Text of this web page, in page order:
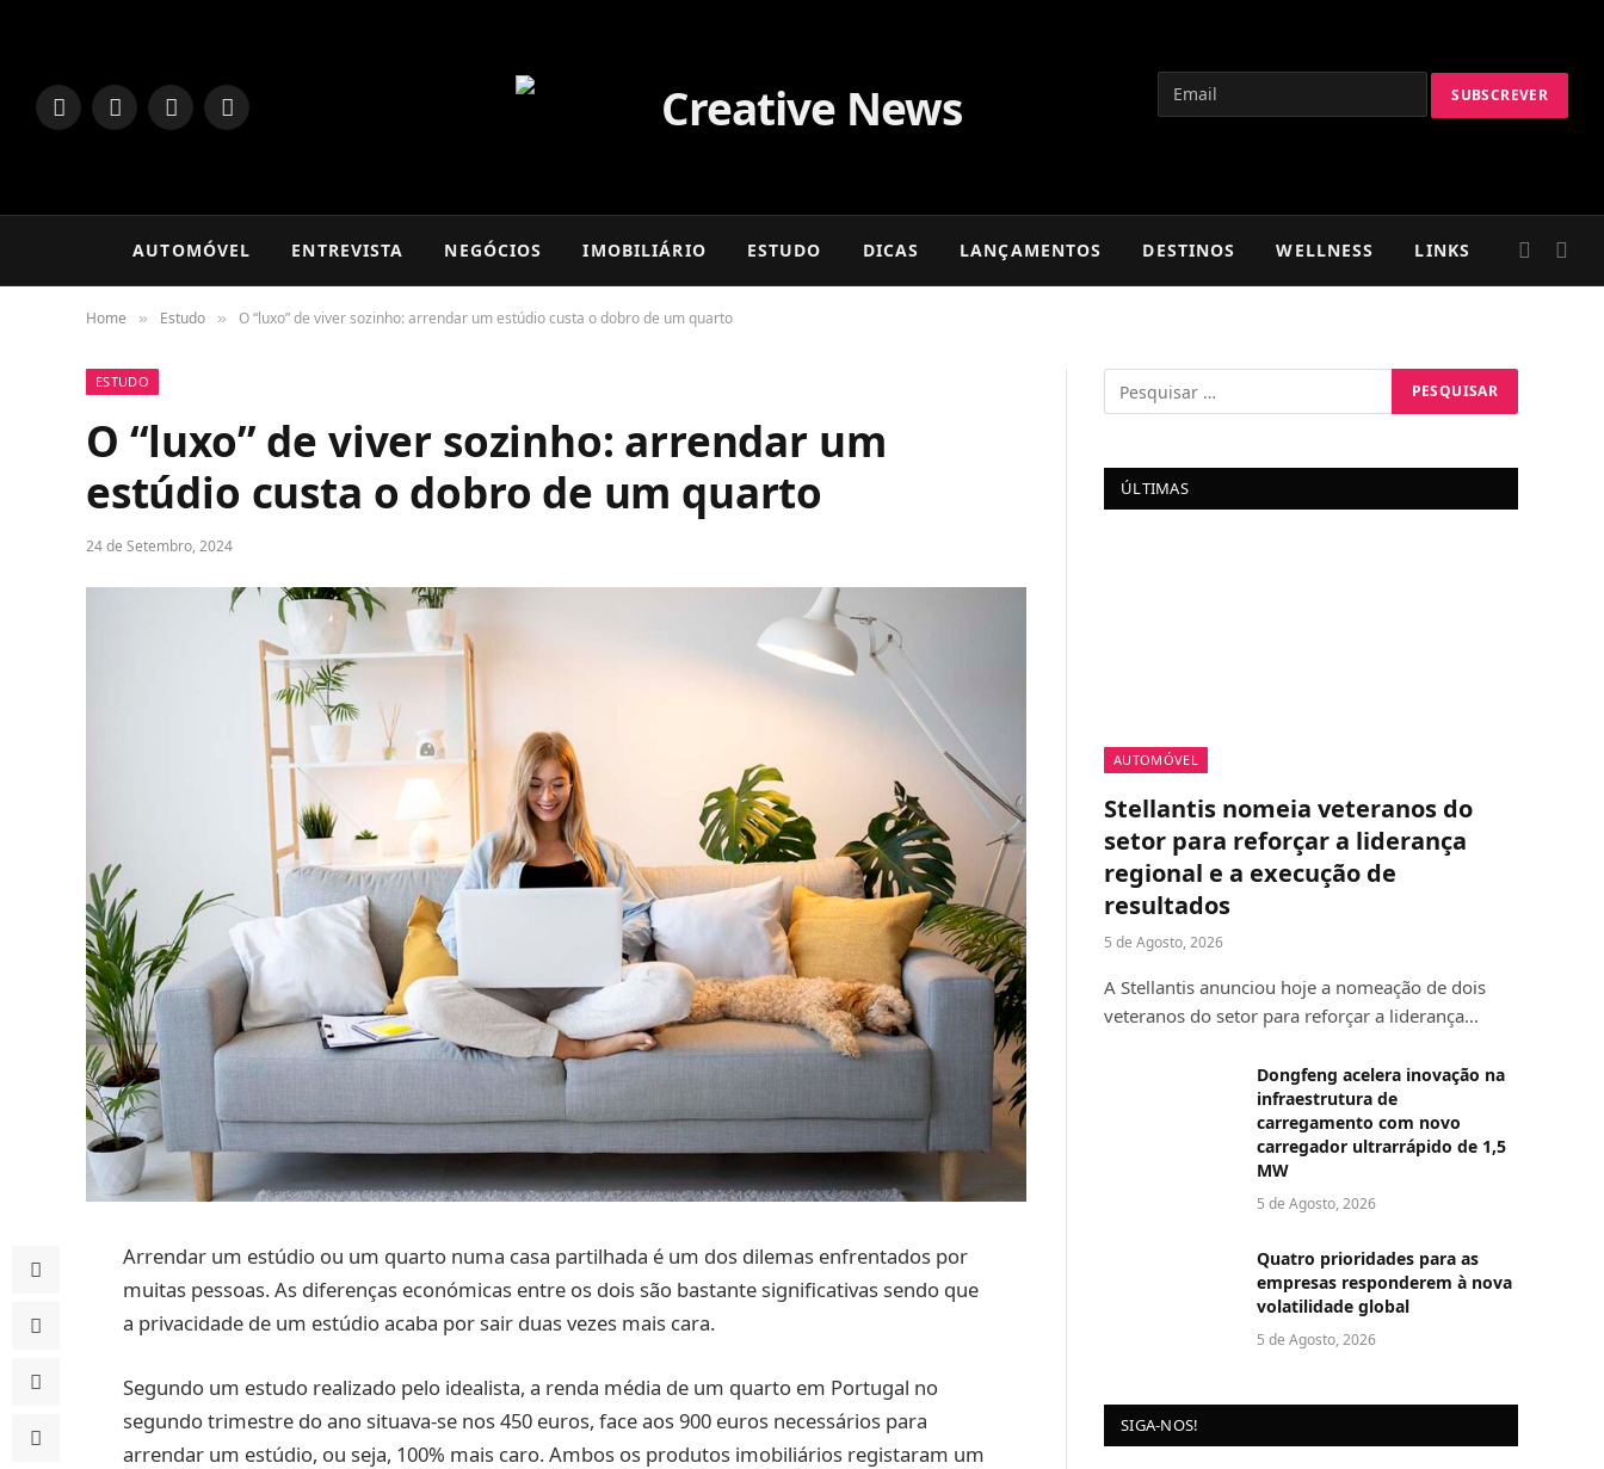
LinkedInFacebookInstagram
TikTok
AUTOMÓVEL ENTREVISTA NEGÓCIOS IMOBILIÁRIO ESTUDO DICAS LANÇAMENTOS DESTINOS WELLNESS LINKS
Home » Estudo » O “luxo” de viver sozinho: arrendar um estúdio custa o dobro de um quarto
ESTUDO
O “luxo” de viver sozinho: arrendar um
estúdio custa o dobro de um quarto
24 de Setembro, 2024
Arrendar um estúdio ou um quarto numa casa partilhada é um dos dilemas enfrentados por
muitas pessoas. As diferenças económicas entre os dois são bastante significativas ​​sendo que
a privacidade de um estúdio acaba por sair duas vezes mais cara.
Segundo um estudo realizado pelo idealista, a renda média de um quarto em Portugal no
segundo trimestre do ano situava-se nos 450 euros, face aos 900 euros necessários para
arrendar um estúdio, ou seja, 100% mais caro. Ambos os produtos imobiliários registaram um
ÚLTIMAS
AUTOMÓVEL
Stellantis nomeia veteranos do
setor para reforçar a liderança
regional e a execução de
resultados
5 de Agosto, 2026
A Stellantis anunciou hoje a nomeação de dois
veteranos do setor para reforçar a liderança…
Dongfeng acelera inovação na
infraestrutura de
carregamento com novo
carregador ultrarrápido de 1,5
MW
5 de Agosto, 2026
Quatro prioridades para as
empresas responderem à nova
volatilidade global
5 de Agosto, 2026
SIGA-NOS!